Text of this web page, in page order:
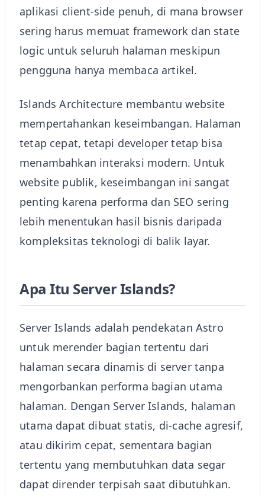
aplikasi client-side penuh, di mana browser
sering harus memuat framework dan state
logic untuk seluruh halaman meskipun
pengguna hanya membaca artikel.
Islands Architecture membantu website
mempertahankan keseimbangan. Halaman
tetap cepat, tetapi developer tetap bisa
menambahkan interaksi modern. Untuk
website publik, keseimbangan ini sangat
penting karena performa dan SEO sering
lebih menentukan hasil bisnis daripada
kompleksitas teknologi di balik layar.
Apa Itu Server Islands?
Server Islands adalah pendekatan Astro
untuk merender bagian tertentu dari
halaman secara dinamis di server tanpa
mengorbankan performa bagian utama
halaman. Dengan Server Islands, halaman
utama dapat dibuat statis, di-cache agresif,
atau dikirim cepat, sementara bagian
tertentu yang membutuhkan data segar
dapat dirender terpisah saat dibutuhkan.